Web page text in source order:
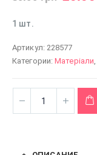
1 шт.
Артикул: 228577
Категории:Матеріали